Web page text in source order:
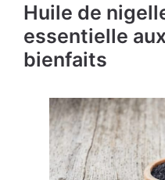
Huile de
essentielle
bienfaits